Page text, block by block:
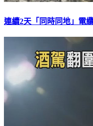
連續2天「同時同地」電